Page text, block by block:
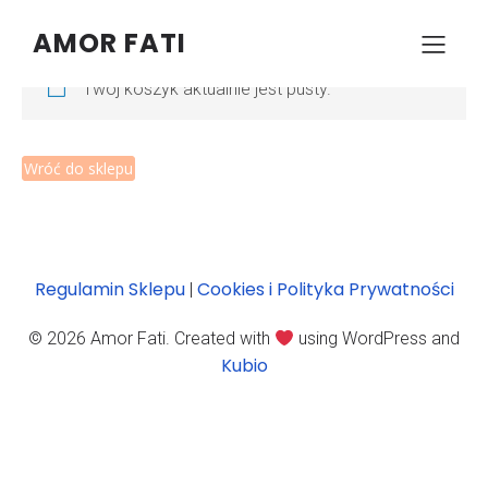
AMOR FATI
Twój koszyk aktualnie jest pusty.
Wróć do sklepu
Regulamin Sklepu| Cookies i Polityka Prywatności
© 2026 Amor Fati. Created with using WordPress and
Kubio